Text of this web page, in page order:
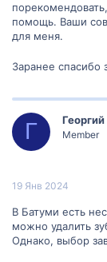
помощь. Ваши
для меня.
Заранее
Г Георгий
Member
19 Янв 2024
В Батуми есть
можно удалить
Однако, выбор